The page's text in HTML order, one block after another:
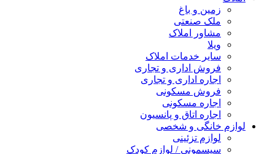
زمین و باغ
ملک صنعتی
مشاور املاک
ویلا
سایر خدمات املاک
فروش اداری و تجاری
اجاره اداری و تجاری
فروش مسکونی
اجاره مسکونی
اجاره اتاق و پانسیون
لوازم خانگی و شخصی
لوازم تزئینی
سیسمونی / لوازم کودک